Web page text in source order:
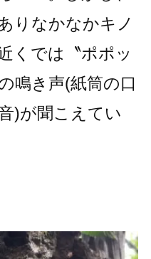
りなかなかキノ
くでは〝ポポッ
鳴き声(紙筒の口
)が聞こえてい